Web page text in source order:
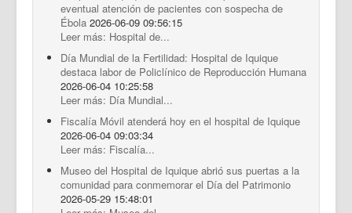
eventual atención de pacientes con sospecha de
Ébola 2026-06-09 09:56:15
Leer más: Hospital de...
Día Mundial de la Fertilidad: Hospital de Iquique
destaca labor de Policlínico de Reproducción Humana
2026-06-04 10:25:58
Leer más: Día Mundial...
Fiscalía Móvil atenderá hoy en el hospital de Iquique
2026-06-04 09:03:34
Leer más: Fiscalía...
Museo del Hospital de Iquique abrió sus puertas a la
comunidad para conmemorar el Día del Patrimonio
2026-05-29 15:48:01